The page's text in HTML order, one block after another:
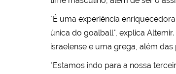
"É uma experiência
única do goalball", explica
israelense e uma grega, além
"Estamos indo para a nossa